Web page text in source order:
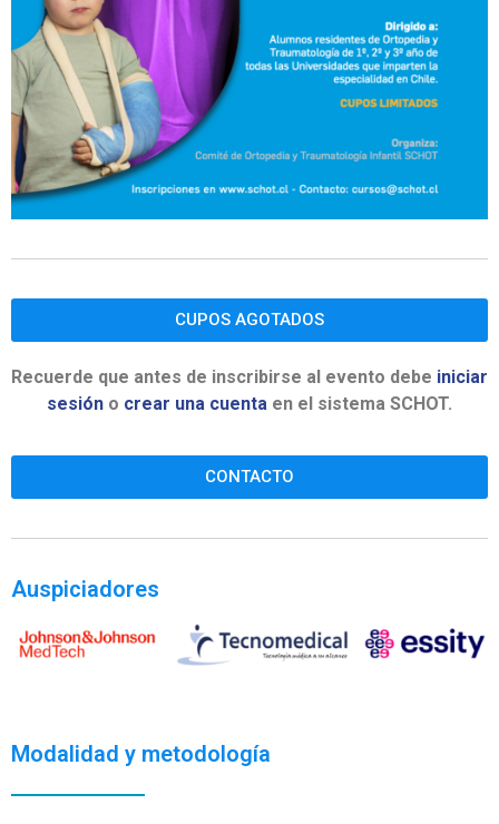
CUPOS AGOTADOS
Recuerde que antes de inscribirse al evento debe iniciar
sesión o crear una cuenta en el sistema SCHOT.
CONTACTO
Auspiciadores
Modalidad y metodología